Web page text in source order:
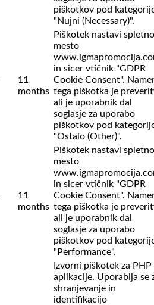
piškotkov pod
"Nujni (Necessary)".
11
months
Piškotek nastavi spletno
mesto
in sicer vtičnik "GDPR
Cookie Consent".
tega piškotka je
ali je uporabnik dal
soglasje za uporabo
piškotkov pod
"Ostalo (Other)".
11
months
Piškotek nastavi spletno
mesto
in sicer vtičnik "GDPR
Cookie Consent".
tega piškotka je
ali je uporabnik dal
soglasje za uporabo
piškotkov pod
"Performance".
Izvorni piškotek za PHP
aplikacije. Uporablja se
shranjevanje in
identifikacijo